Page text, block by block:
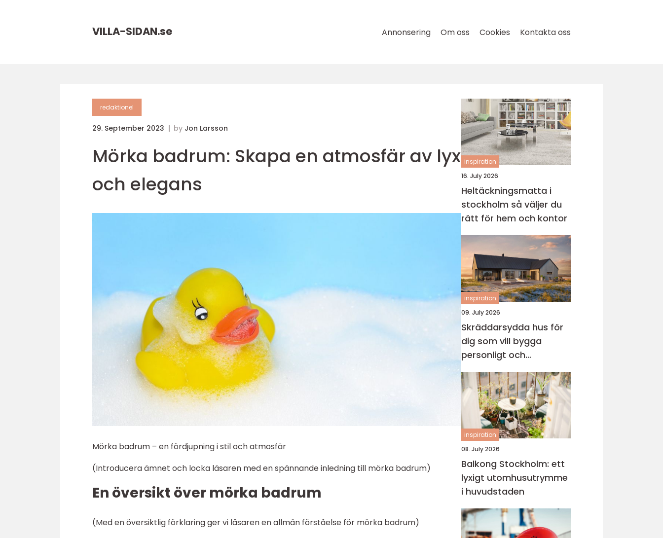
VILLA-SIDAN.se Annonsering Om oss Cookies Kontakta oss
redaktionel
29. September 2023 by Jon Larsson
Mörka badrum: Skapa en atmosfär av lyx
och elegans
Mörka badrum – en fördjupning i stil och atmosfär
(Introducera ämnet och locka läsaren med en spännande inledning till mörka badrum)
En översikt över mörka badrum
(Med en översiktlig förklaring ger vi läsaren en allmän förståelse för mörka badrum)
inspiration
16. July 2026
Heltäckningsmatta i
stockholm så väljer du
rätt för hem och kontor
inspiration
09. July 2026
Skräddarsydda hus för
dig som vill bygga
personligt och
genomtänkt
inspiration
08. July 2026
Balkong Stockholm: ett
lyxigt utomhusutrymme
i huvudstaden